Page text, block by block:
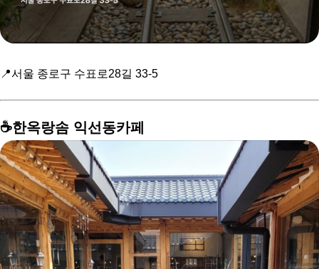
📍서울 종로구 수표로28길 33-5
☕️한옥랑솜 익선동카페